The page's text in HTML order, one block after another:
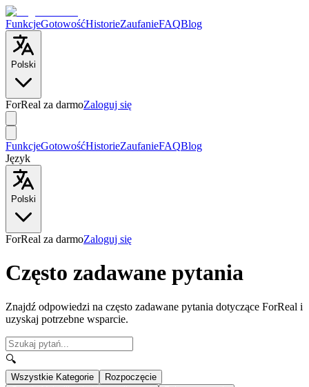
FunkcjeGotowośćHistorieZaufanieFAQBlog
Polski
ForReal za darmoZaloguj się
FunkcjeGotowośćHistorieZaufanieFAQBlog
Język
Polski
ForReal za darmoZaloguj się
Często zadawane pytania
Znajdź odpowiedzi na często zadawane pytania dotyczące ForReal i
uzyskaj potrzebne wsparcie.
🔍
Wszystkie Kategorie
Rozpoczęcie